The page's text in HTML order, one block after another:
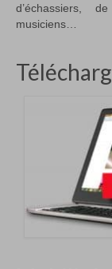
d’échassiers,
musiciens…